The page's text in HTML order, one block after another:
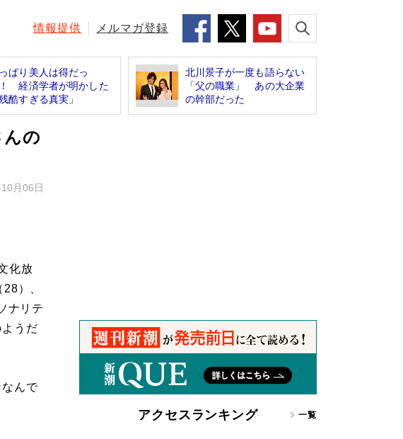
情報提供 メルマガ登録
ぱり美人は得だっ
経済学者が明かした
残酷すぎる真実」
北川景子が一度も語らない
「父の職業」 あの大企業
の幹部だった
んの
月06日
化放
）、
ナリテ
うだ
なんで
アクセスランキング 一覧